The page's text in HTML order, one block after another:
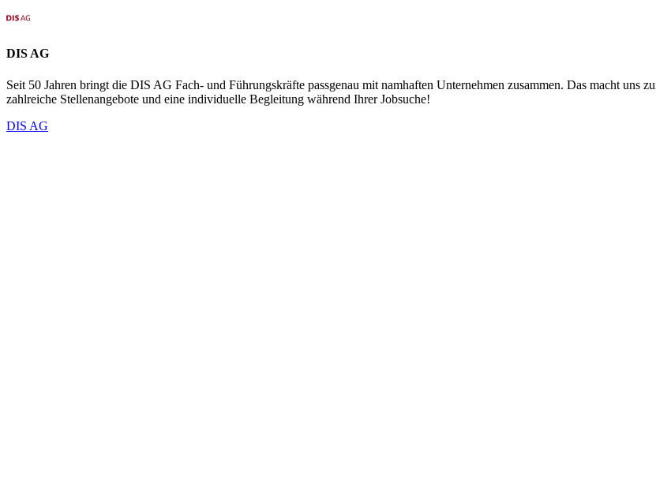
DIS AG
Seit 50 Jahren bringt die DIS AG Fach- und Führungskräfte passgenau mit namhaften Unternehmen zusammen. Das macht uns
zahlreiche Stellenangebote und eine individuelle Begleitung während Ihrer Jobsuche!
DIS AG